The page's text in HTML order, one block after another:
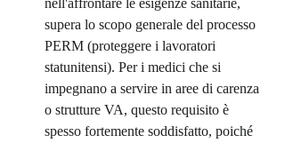
nell'affrontare le esigenze sanitarie,
supera lo scopo generale del processo
PERM (proteggere i lavoratori
statunitensi). Per i medici che si
impegnano a servire in aree di carenza
o strutture VA, questo requisito è
spesso fortemente soddisfatto, poiché